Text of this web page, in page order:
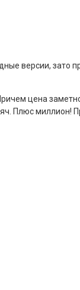
версии, зато
цена
Плюс миллион!